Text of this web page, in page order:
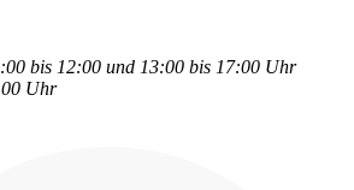
bis 12:00 und 13:00 bis 17:00 Uhr
Uhr